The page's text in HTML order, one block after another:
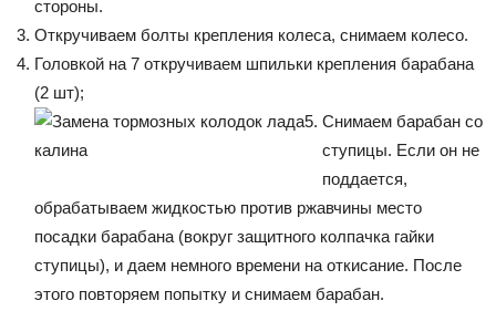
стороны.
Откручиваем болты крепления колеса, снимаем колесо.
Головкой на 7 откручиваем шпильки крепления барабана
(2 шт);
Снимаем барабан со
ступицы. Если он не
поддается,
обрабатываем жидкостью против ржавчины место
посадки барабана (вокруг защитного колпачка гайки
ступицы), и даем немного времени на откисание. После
этого повторяем попытку и снимаем барабан.